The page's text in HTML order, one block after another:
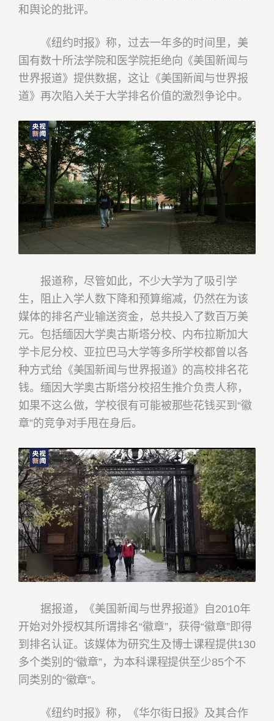
和舆论的批评。
《纽约时报》称，过去一年多的时间里，美
国有数十所法学院和医学院拒绝向《美国新闻与
世界报道》提供数据，这让《美国新闻与世界报
道》再次陷入关于大学排名价值的激烈争论中。
报道称，尽管如此，不少大学为了吸引学
生，阻止入学人数下降和预算缩减，仍然在为该
媒体的排名产业输送资金，总共投入了数百万美
元。包括缅因大学奥古斯塔分校、内布拉斯加大
学卡尼分校、亚拉巴马大学等多所学校都曾以各
种方式给《美国新闻与世界报道》的高校排名花
钱。缅因大学奥古斯塔分校招生推介负责人称，
如果不这么做，学校很有可能被那些花钱买到“徽
章”的竞争对手甩在身后。
据报道，《美国新闻与世界报道》自2010年
开始对外授权其所谓排名“徽章”，获得“徽章”即得
到排名认证。该媒体为研究生及博士课程提供130
多个类别的“徽章”，为本科课程提供至少85个不
同类别的“徽章”。
《纽约时报》称，《华尔街日报》及其合作